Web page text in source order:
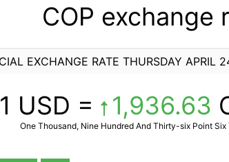
COP
EXCHANGE RATE THURSDAY APRIL
1 USD = 1,936.63
One Thousand, Nine Hundred And Thirty-six Point Six